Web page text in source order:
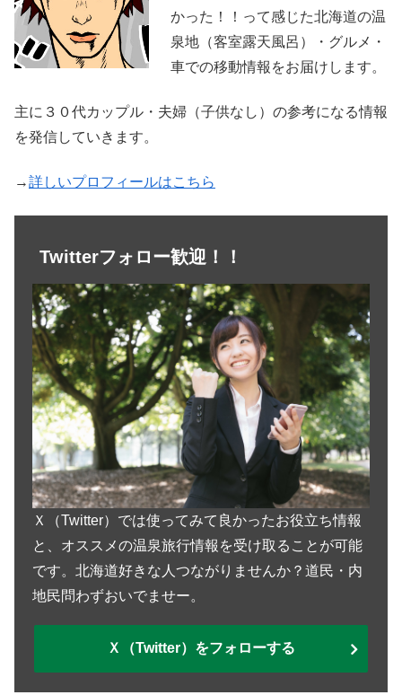
かった！！って感じた北海道の温
泉地（客室露天風呂）・グルメ・
車での移動情報をお届けします。
主に３０代カップル・夫婦（子供なし）の参考になる情報
を発信していきます。
→詳しいプロフィールはこちら
Twitterフォロー歓迎！！
Ｘ（Twitter）では使ってみて良かったお役立ち情報
と、オススメの温泉旅行情報を受け取ることが可能
です。北海道好きな人つながりませんか？道民・内
地民問わずおいでませー。
Ｘ（Twitter）をフォローする